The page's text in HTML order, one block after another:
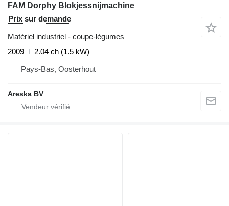
FAM Dorphy Blokjessnijmachine
Prix sur demande
Matériel industriel - coupe-légumes
2009
2.04 ch (1.5 kW)
Pays-Bas, Oosterhout
Areska BV